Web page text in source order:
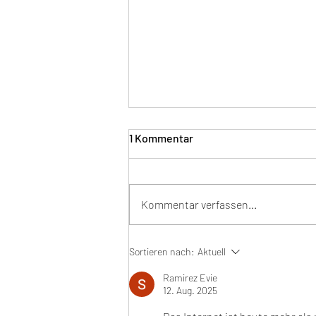
1 Kommentar
Kommentar verfassen...
Sortieren nach: Aktuell
Ramirez Evie
12. Aug. 2025